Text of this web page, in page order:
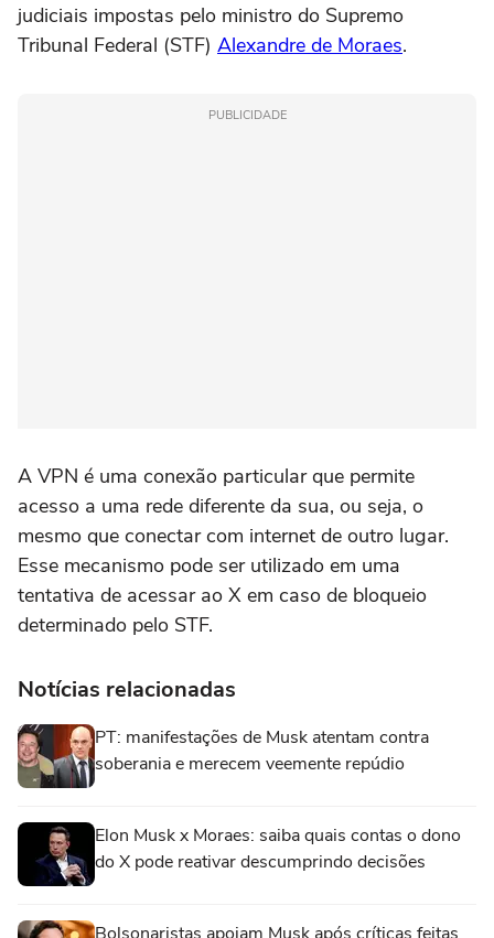
judiciais impostas pelo ministro do Supremo
Tribunal Federal (STF) Alexandre de Moraes.
PUBLICIDADE
A VPN é uma conexão particular que permite
acesso a uma rede diferente da sua, ou seja, o
mesmo que conectar com internet de outro lugar.
Esse mecanismo pode ser utilizado em uma
tentativa de acessar ao X em caso de bloqueio
determinado pelo STF.
Notícias relacionadas
PT: manifestações de Musk atentam contra
soberania e merecem veemente repúdio
Elon Musk x Moraes: saiba quais contas o dono
do X pode reativar descumprindo decisões